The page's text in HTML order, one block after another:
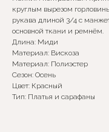
круглым вырезом
рукава длиной 3/4 с
основной ткани и ремнём.
Длина: Миди
Материал: Вискоза
Материал: Полиэстер
Сезон: Осень
Цвет: Красный
Тип: Платья и сарафаны
Нажмите
посмотреть
Или напишите